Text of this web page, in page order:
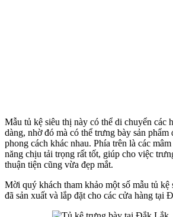
Mẫu tủ kệ siêu thị này có thể di chuyển các
dàng, nhờ đó mà có thể trưng bày sản phẩm
phong cách khác nhau. Phía trên là các
năng chịu tải trọng rất tốt, giúp cho việc
thuận tiện cũng vừa đẹp mắt.
Mời quý khách tham khảo một số mẫu tủ kệ
đã sản xuất và lắp đặt cho các cửa hàng tại